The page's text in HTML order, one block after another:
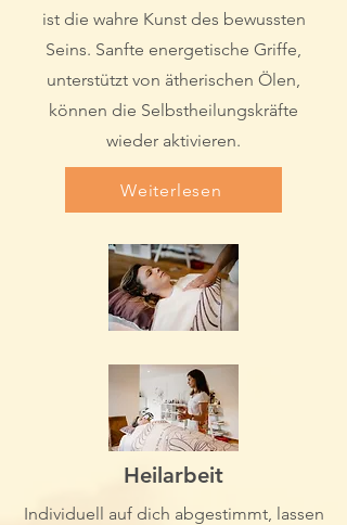
ist die wahre Kunst des bewussten
Seins. Sanfte energetische Griffe,
unterstützt von ätherischen Ölen,
können die Selbstheilungskräfte
wieder aktivieren.
Weiterlesen
Heilarbeit
Individuell auf dich abgestimmt, lassen